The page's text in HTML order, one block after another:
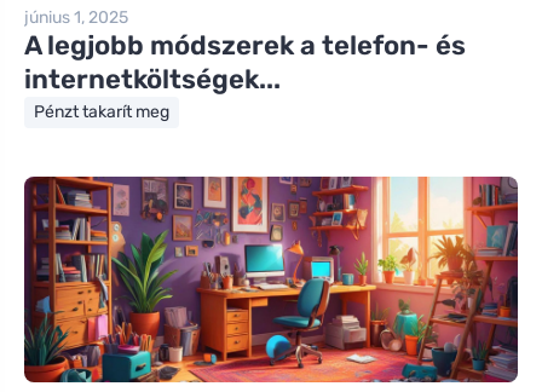
június 1, 2025
A legjobb módszerek a telefon- és
internetköltségek...
Pénzt takarít meg